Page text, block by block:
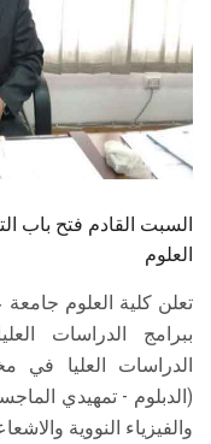
السبت القادم فتح باب
العلوم
تعلن كلية العلوم
الدراسات العليا في
(الدبلوم - تمهيدي
والفيزياء النووية